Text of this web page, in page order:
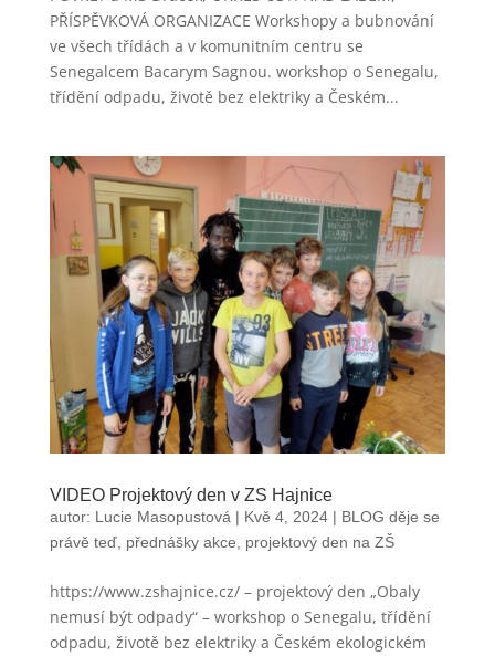
PŘÍSPĚVKOVÁ ORGANIZACE Workshopy a bubnování
ve všech třídách a v komunitním centru se
Senegalcem Bacarym Sagnou. workshop o Senegalu,
třídění odpadu, životě bez elektriky a Českém...
VIDEO Projektový den v ZS Hajnice
autor: Lucie Masopustová| Kvě 4, 2024| BLOG děje se
právě teď, přednášky akce, projektový den na ZŠ
https://www.zshajnice.cz/ – projektový den „Obaly
nemusí být odpady“ – workshop o Senegalu, třídění
odpadu, životě bez elektriky a Českém ekologickém